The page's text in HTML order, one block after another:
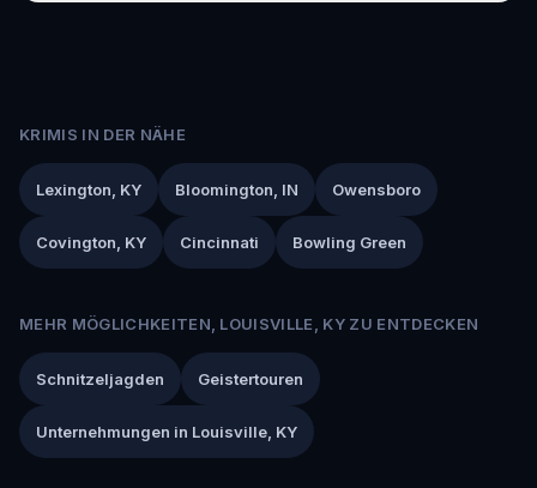
KRIMIS IN DER NÄHE
Lexington, KY Bloomington, IN Owensboro
Covington, KY Cincinnati Bowling Green
MEHR MÖGLICHKEITEN, LOUISVILLE, KY ZU ENTDECKEN
Schnitzeljagden Geistertouren
Unternehmungen in Louisville, KY